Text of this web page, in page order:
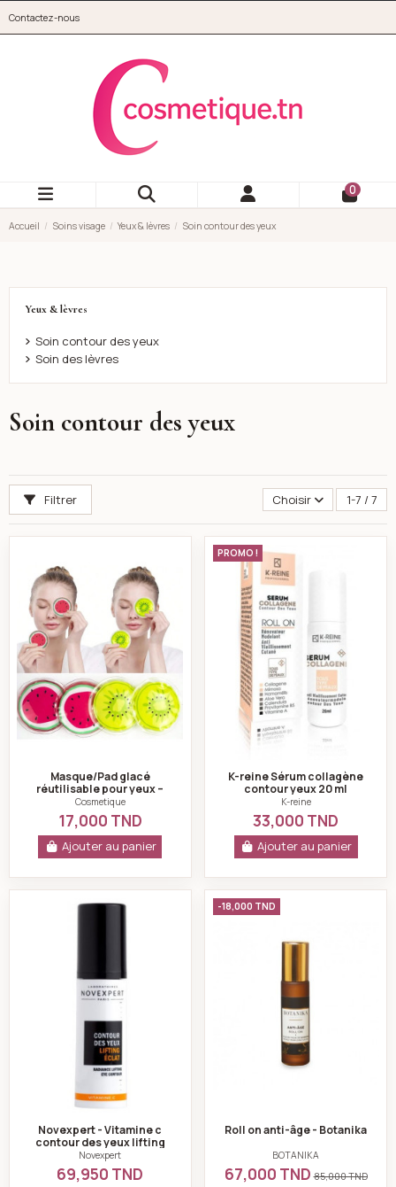
Contactez-nous
0
Accueil Soins visage Yeux & lèvres Soin contour des yeux
Soin contour des yeux
Filtrer Choisir 1-7 / 7
Masque/Pad glacé réutilisable pour yeux – Cooling
Masque/Pad glacé
réutilisable pour yeux –
Cooling Eye Pads anti-
poches & fraîcheur...
Cosmetique
17,000 TND
Ajouter au panier
K-reine Sérum
PROMO !
K-reine Sérum collagène
contour yeux 20 ml
K-reine
33,000 TND
Ajouter au panier
Novexpert - Vitamine c contour des yeux lifting eclat
Novexpert - Vitamine c
contour des yeux lifting
eclat 15ml
Novexpert
69,950 TND
-18,000 TND
Roll on anti-âge - Botanika
BOTANIKA
67,000 TND85,000 TND
Yeux & lèvres
Soin contour des yeux
Soin des lèvres